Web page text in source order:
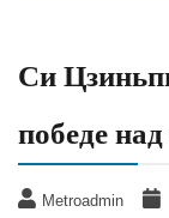
Си
победе
Metroadmin